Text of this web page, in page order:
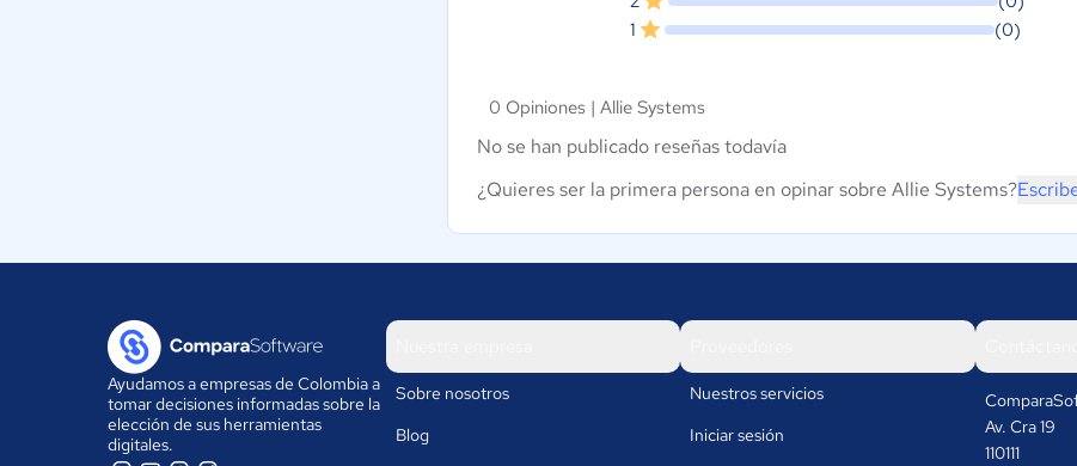
1
(0)
0 Opiniones | Allie Systems
No se han publicado reseñas todavía
¿Quieres ser la primera persona en opinar sobre Allie Systems?
Ayudamos a empresas de Colombia a
tomar decisiones informadas sobre la
elección de sus herramientas
digitales.
Sobre nosotros
Blog
Nuestros servicios
Iniciar sesión
Av. Cra 19
110111